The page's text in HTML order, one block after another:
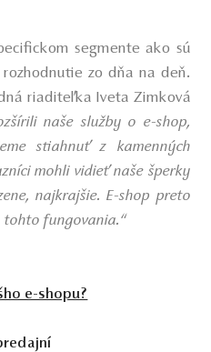
segmente ako sú
zo dňa na deň.
riaditeľka Iveta Zimková
naše služby o e-shop,
stiahnuť z kamenných
mohli vidieť naše šperky
najkrajšie. E-shop preto
tohto fungovania.“
e-shopu?